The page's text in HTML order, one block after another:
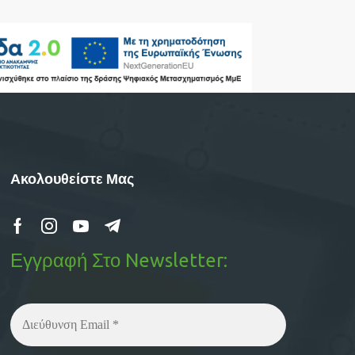
Ακολουθείστε Μας
Εγγραφή Στο Newsletter: